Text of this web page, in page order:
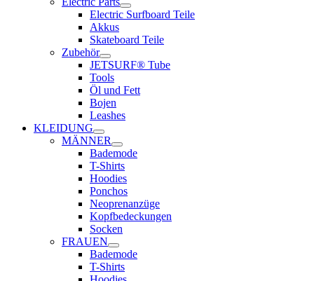
Electric Surfboard Teile
Akkus
Skateboard Teile
Zubehör
JETSURF® Tube
Tools
Öl und Fett
Bojen
Leashes
KLEIDUNG
MÄNNER
Bademode
T-Shirts
Hoodies
Ponchos
Neoprenanzüge
Kopfbedeckungen
Socken
FRAUEN
Bademode
T-Shirts